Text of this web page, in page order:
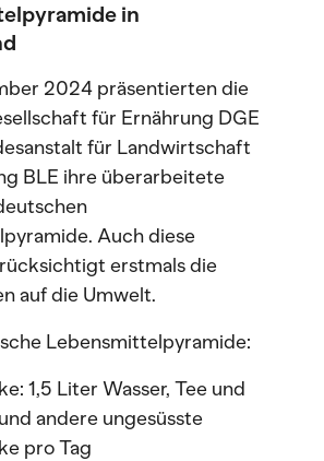
in
2024 präsentierten die
für Ernährung DGE
für Landwirtschaft
BLE ihre überarbeitete
Auch diese
erstmals die
auf die Umwelt.
Lebensmittelpyramide:
1,5 Liter Wasser, Tee und
andere ungesüsste
pro Tag